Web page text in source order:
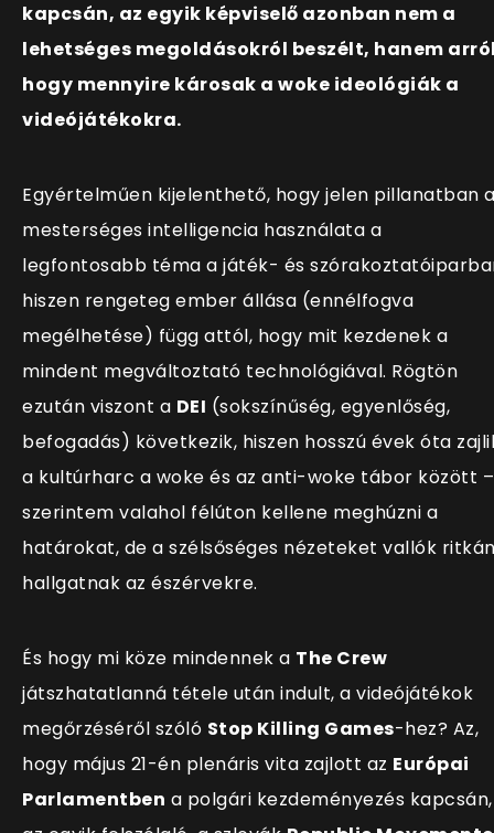
kapcsán, az egyik képviselő azonban nem a
lehetséges megoldásokról beszélt, hanem
hogy mennyire károsak a woke ideológiák a
videójátékokra.
Egyértelműen kijelenthető, hogy jelen pillanatban
mesterséges intelligencia használata a
legfontosabb téma a játék- és
hiszen rengeteg ember állása (ennélfogva
megélhetése) függ attól, hogy mit kezdenek a
mindent megváltoztató technológiával. Rögtön
ezután viszont a DEI (sokszínűség, egyenlőség,
befogadás) következik, hiszen hosszú évek óta
a kultúrharc a woke és az anti-woke tábor között –
szerintem valahol félúton kellene meghúzni a
határokat, de a szélsőséges nézeteket vallók
hallgatnak az észérvekre.
És hogy mi köze mindennek a The Crew
játszhatatlanná tétele után indult, a videójátékok
megőrzéséről szóló Stop Killing Games-hez? Az,
hogy május 21-én plenáris vita zajlott az Európai
Parlamentben a polgári kezdeményezés kapcsán,